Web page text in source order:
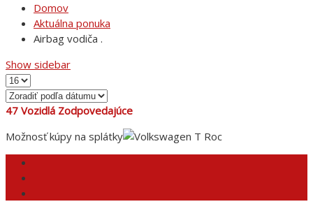
Domov
Aktuálna ponuka
Airbag vodiča .
Show sidebar
47 Vozidlá Zodpovedajúce
Možnosť kúpy na splátky